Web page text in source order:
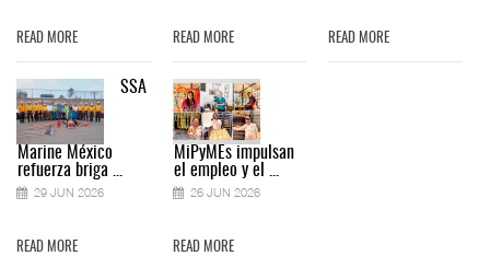
READ MORE
SSA
Marine México
refuerza briga ...
29 JUN 2026
READ MORE
READ MORE
MiPyMEs impulsan
el empleo y el ...
26 JUN 2026
READ MORE
READ MORE